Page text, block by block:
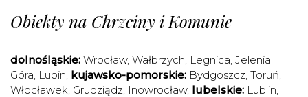
Obiekty na Chrzciny i Komunie
dolnośląskie: Wrocław, Wałbrzych, Legnica, Jelenia
Góra, Lubin, kujawsko-pomorskie: Bydgoszcz, Toruń,
Włocławek, Grudziądz, Inowrocław, lubelskie: Lublin,